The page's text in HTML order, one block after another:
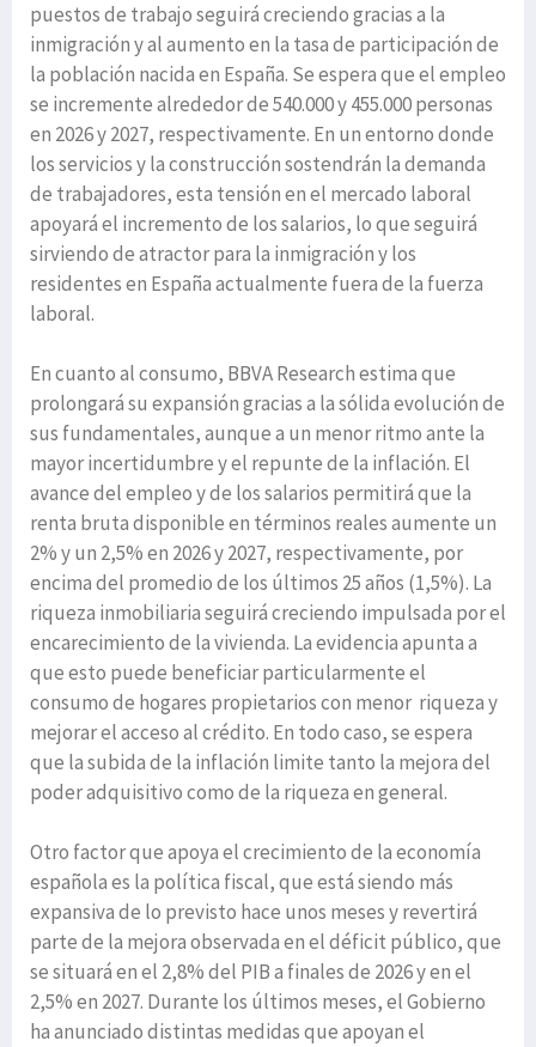
puestos de trabajo seguirá creciendo gracias a la
inmigración y al aumento en la tasa de participación de
la población nacida en España. Se espera que el empleo
se incremente alrededor de 540.000 y 455.000 personas
en 2026 y 2027, respectivamente. En un entorno donde
los servicios y la construcción sostendrán la demanda
de trabajadores, esta tensión en el mercado laboral
apoyará el incremento de los salarios, lo que seguirá
sirviendo de atractor para la inmigración y los
residentes en España actualmente fuera de la fuerza
laboral.
En cuanto al consumo, BBVA Research estima que
prolongará su expansión gracias a la sólida evolución de
sus fundamentales, aunque a un menor ritmo ante la
mayor incertidumbre y el repunte de la inflación. El
avance del empleo y de los salarios permitirá que la
renta bruta disponible en términos reales aumente un
2% y un 2,5% en 2026 y 2027, respectivamente, por
encima del promedio de los últimos 25 años (1,5%). La
riqueza inmobiliaria seguirá creciendo impulsada por el
encarecimiento de la vivienda. La evidencia apunta a
que esto puede beneficiar particularmente el
consumo de hogares propietarios con menor riqueza y
mejorar el acceso al crédito. En todo caso, se espera
que la subida de la inflación limite tanto la mejora del
poder adquisitivo como de la riqueza en general.
Otro factor que apoya el crecimiento de la economía
española es la política fiscal, que está siendo más
expansiva de lo previsto hace unos meses y revertirá
parte de la mejora observada en el déficit público, que
se situará en el 2,8% del PIB a finales de 2026 y en el
2,5% en 2027. Durante los últimos meses, el Gobierno
ha anunciado distintas medidas que apoyan el